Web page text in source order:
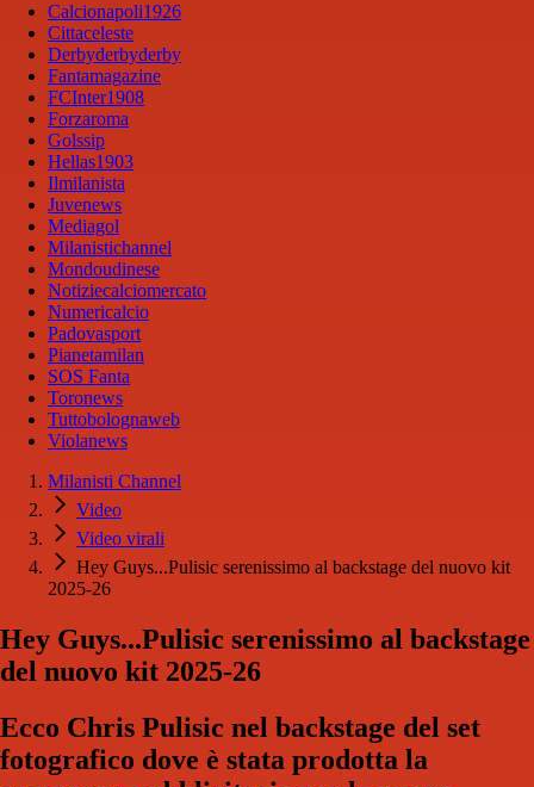
Calcionapoli1926
Cittaceleste
Derbyderbyderby
Fantamagazine
FCInter1908
Forzaroma
Golssip
Hellas1903
Ilmilanista
Juvenews
Mediagol
Milanistichannel
Mondoudinese
Notiziecalciomercato
Numericalcio
Padovasport
Pianetamilan
SOS Fanta
Toronews
Tuttobolognaweb
Violanews
Milanisti Channel
Video
Video virali
Hey Guys...Pulisic serenissimo al backstage del nuovo kit
2025-26
Hey Guys...Pulisic serenissimo al backstage
del nuovo kit 2025-26
Ecco Chris Pulisic nel backstage del set
fotografico dove è stata prodotta la